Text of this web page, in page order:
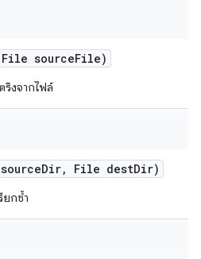
sourceFile)
ริงจากไฟล์
Dir, File destDir)
ยกซ้ำ